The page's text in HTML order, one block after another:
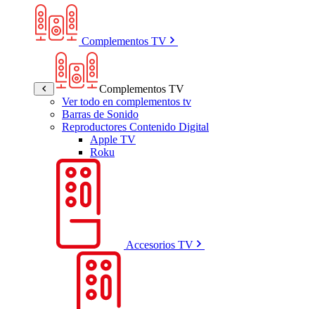
Complementos TV
Complementos TV
Ver todo en complementos tv
Barras de Sonido
Reproductores Contenido Digital
Apple TV
Roku
Accesorios TV